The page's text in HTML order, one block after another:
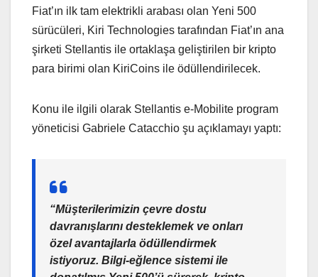
Fiat’ın ilk tam elektrikli arabası olan Yeni 500
sürücüleri, Kiri Technologies tarafından Fiat’ın ana
şirketi Stellantis ile ortaklaşa geliştirilen bir kripto
para birimi olan KiriCoins ile ödüllendirilecek.
Konu ile ilgili olarak Stellantis e-Mobilite program
yöneticisi Gabriele Catacchio şu açıklamayı yaptı:
“Müşterilerimizin çevre dostu
davranışlarını desteklemek ve onları
özel avantajlarla ödüllendirmek
istiyoruz. Bilgi-eğlence sistemi ile